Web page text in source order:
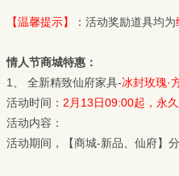
【温馨提示】 ：活动奖励道具均为
情人节商城特惠：
1、 全新精致仙府家具-冰封玫瑰·
活动时间： 2月13日09:00起，永久
活动内容：
活动期间，【商城-新品、仙府】